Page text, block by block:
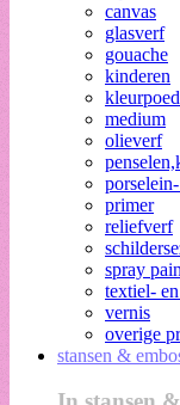
canvas
glasverf
gouache
kinderen
medium
olieverf
primer
reliefverf
spray
textiel-
vernis
overige
stansen &